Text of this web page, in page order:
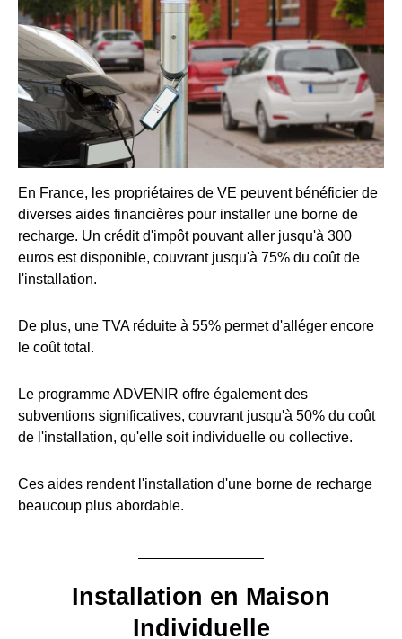
En France, les propriétaires de VE peuvent bénéficier de
diverses aides financières pour installer une borne de
recharge. Un crédit d'impôt pouvant aller jusqu'à 300
euros est disponible, couvrant jusqu'à 75% du coût de
l'installation.
De plus, une TVA réduite à 55% permet d'alléger encore
le coût total.
Le programme ADVENIR offre également des
subventions significatives, couvrant jusqu'à 50% du coût
de l'installation, qu'elle soit individuelle ou collective.
Ces aides rendent l'installation d'une borne de recharge
beaucoup plus abordable.
Installation en Maison
Individuelle